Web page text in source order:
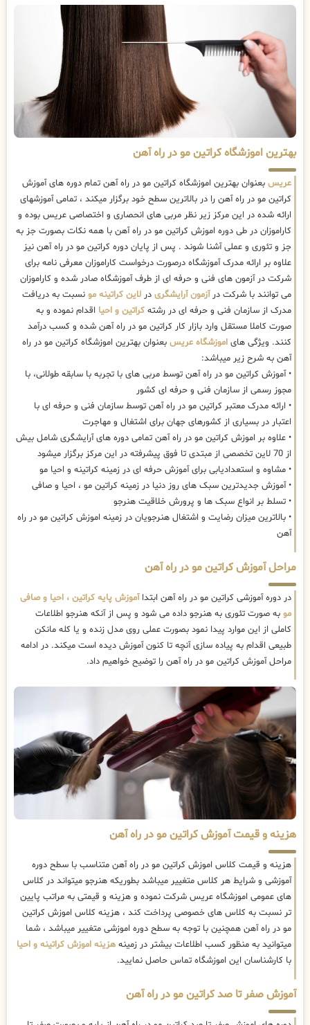
بهترین اموزشگاه کراتین مو در راه آهن
عریس بعنوان بهترین اموزشگاه کراتین مو در راه آهن تمام دوره های آموزش
کراتین مو در راه آهن را در بالاترین سطح خود برگزار میکند ، تمامی آموزشهای
ارائه شده در این مرکز زیر نظر مربی های انحصاری و اختصاصی عریس بوده و
کاراموزان در طی دوره اموزش کراتین مو در راه آهن با همه نکات بصورت جز به
جز و تئوری و عملی آشنا شوند . پس از پایان دوره کراتین مو در راه آهن نیز
علاوه بر ارائه مدرک آموزشگاه درصورت درخواست کاراموزان معرفی نامه برای
شرکت در آزمون های فنی و حرفه ای از طرف آموزشگاه صادر شده و کاراموزان
می توانند با شرکت درآزمون آرایشگری در لاین کراتینه مو نسبت به دریافت
مدرک از سازمان فنی و حرفه ای در رشته کراتین و احیا اقدام نموده و به
صورت کاملا مستقل وارد بازار کار کراتین مو در راه آهن شده و کسب درآمد
کنند. ویژگی های اموزشگاه عریس بعنوان بهترین اموزشگاه کراتین مو در راه
آهن به شرح زیر میباشد:
• آموزش کراتین مو در راه آهن توسط مربی های با تجربه با سابقه طولانی، با
مجوز رسمی از سازمان فنی و حرفه ای کشور
• ارائه مدرک معتبر کراتین مو در راه آهن توسط سازمان فنی و حرفه ای با
اعتبار در بسیاری از کشورهای جهان برای اشتغال و مهاجرت
• علاوه بر اموزش کراتین مو در راه آهن تمامی دوره های آرایشگری شامل بیش
از 70 لاین تخصصی از مبتدی تا فوق پیشرفته در این مرکز برگزار میشود
• مشاوه و استعدادیابی برای آموزش حرفه ای در زمینه کراتینه و احیا مو
• آموزش جدیدترین سبک های روز دنیا در زمینه کراتین مو ، احیا و صافی
• تسلط بر انواع سبک ها و پرورش خلاقیت هنرجو
• بالاترین میزان رضایت و اشتغال هنرجویان در زمینه اموزش کراتین مو در راه
آهن
مراحل آموزش کراتین مو در راه آهن
در دوره آموزشی کراتین مو در راه آهن ابتداآموزش پایه کراتین ، احیا و صافی
مو به صورت تئوری به هنرجو داده می شود و پس از آنکه هنرجو اطلاعات
کاملی از این موارد پیدا نمود بصورت عملی روی مدل زنده و یا کله مانکن
طبیعی اقدام به پیاده سازی آنچه تا کنون آموزش دیده است میکند. در ادامه
مراحل آموزش کراتین مو در راه آهن را توضیح خواهیم داد.
هزینه و قیمت آموزش کراتین مو در راه آهن
هزینه و قیمت کلاس اموزش کراتین مو در راه آهن متناسب با سطح دوره
آموزشی و شرایط هر کلاس متغییر میباشد بطوریکه هنرجو میتواند در کلاس
های عمومی اموزشگاه عریس شرکت نموده و هزینه و قیمتی به مراتب پایین
تر نسبت به کلاس های خصوصی پرداخت کند ، هزینه کلاس اموزش کراتین
مو در راه آهن همچنین با توجه به سطح دوره اموزشی متغییر میباشد ، شما
میتوانید به منظور کسب اطلاعات بیشتر در زمینه هزینه اموزش کراتینه و احیا
با کارشناسان این اموزشگاه تماس حاصل نمایید.
آموزش صفر تا صد کراتین مو در راه آهن